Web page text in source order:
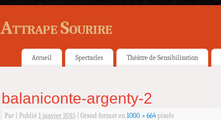
Attrape Sourire
Accueil Spectacles Théâtre de Sensibilisation
balaniconte-argenty-2
Par Publié 1 janvier 2015 Grand format en 1000 × 664pixels